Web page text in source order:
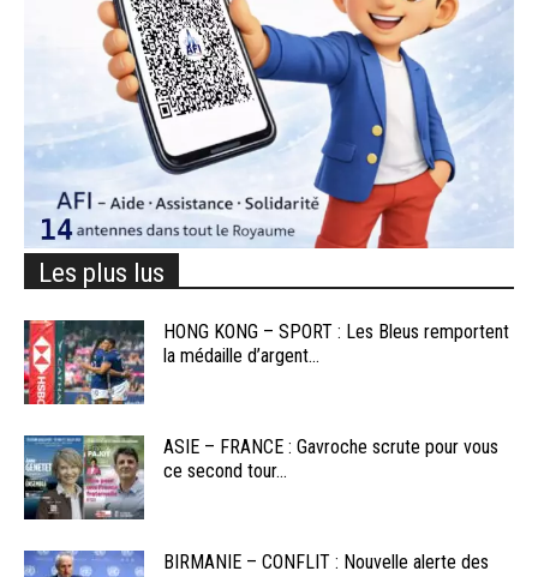
Les plus lus
HONG KONG – SPORT : Les Bleus remportent
la médaille d’argent...
ASIE – FRANCE : Gavroche scrute pour vous
ce second tour...
BIRMANIE – CONFLIT : Nouvelle alerte des